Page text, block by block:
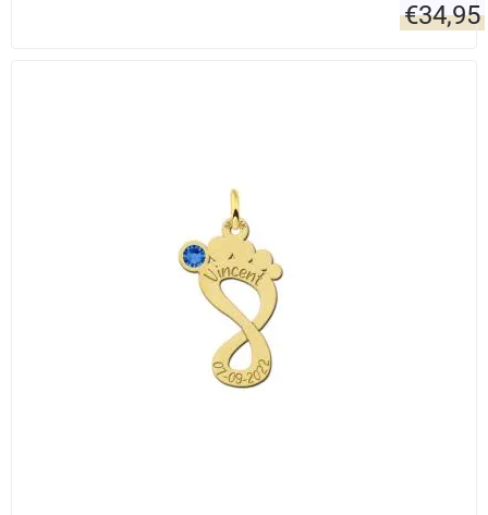
€34,95